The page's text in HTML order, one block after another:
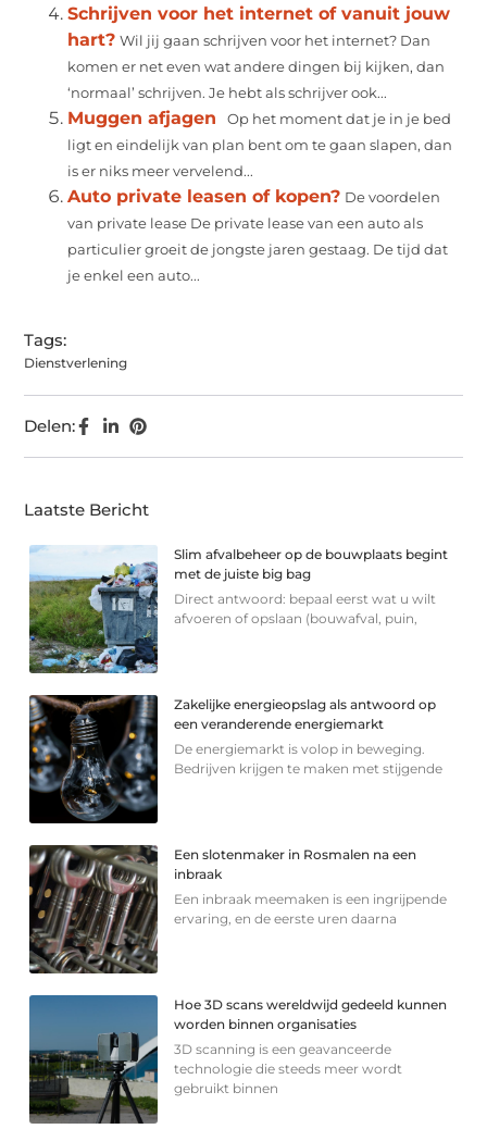
Schrijven voor het internet of vanuit jouw
hart? Wil jij gaan schrijven voor het internet? Dan
komen er net even wat andere dingen bij kijken, dan
‘normaal’ schrijven. Je hebt als schrijver ook...
Muggen afjagen
Op het moment dat je in je bed
ligt en eindelijk van plan bent om te gaan slapen, dan
is er niks meer vervelend...
Auto private leasen of kopen? De voordelen
van private lease De private lease van een auto als
particulier groeit de jongste jaren gestaag. De tijd dat
je enkel een auto...
Tags:
Dienstverlening
Delen:
Laatste Bericht
Slim afvalbeheer op de bouwplaats begint
met de juiste big bag
Direct antwoord: bepaal eerst wat u wilt
afvoeren of opslaan (bouwafval, puin,
Zakelijke energieopslag als antwoord op
een veranderende energiemarkt
De energiemarkt is volop in beweging.
Bedrijven krijgen te maken met stijgende
Een slotenmaker in Rosmalen na een
inbraak
Een inbraak meemaken is een ingrijpende
ervaring, en de eerste uren daarna
Hoe 3D scans wereldwijd gedeeld kunnen
worden binnen organisaties
3D scanning is een geavanceerde
technologie die steeds meer wordt
gebruikt binnen